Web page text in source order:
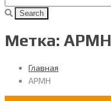
Метка: APMH
Главная
APMH